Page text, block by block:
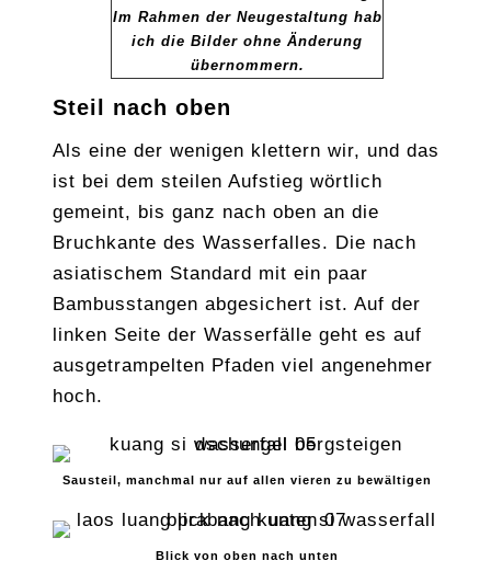
Im Rahmen der Neugestaltung hab
ich die Bilder ohne Änderung
übernommern.
Steil nach oben
Als eine der wenigen klettern wir, und das
ist bei dem steilen Aufstieg wörtlich
gemeint, bis ganz nach oben an die
Bruchkante des Wasserfalles. Die nach
asiatischem Standard mit ein paar
Bambusstangen abgesichert ist. Auf der
linken Seite der Wasserfälle geht es auf
ausgetrampelten Pfaden viel angenehmer
hoch.
Sausteil, manchmal nur auf allen vieren zu bewältigen
Blick von oben nach unten